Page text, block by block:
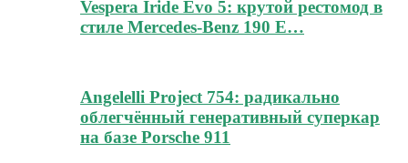
Vespera Iride Evo 5: крутой рестомод в
стиле Mercedes-Benz 190 E…
Angelelli Project 754: радикально
облегчённый генеративный суперкар
на базе Porsche 911